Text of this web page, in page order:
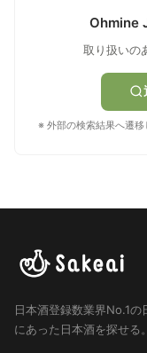
Ohmine
取り扱いの
※ 外部の検索結果へ遷移
日本酒登録数業界No.1の
にあった日本酒を探せる。